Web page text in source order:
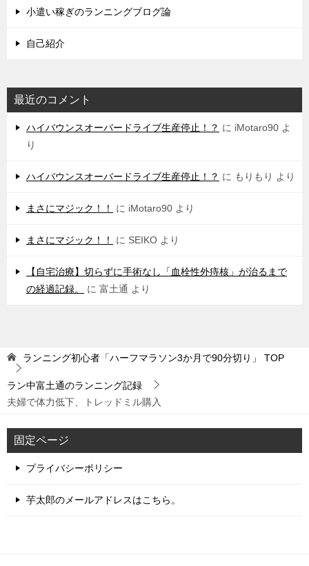
小遣い稼ぎのランニングブログ論
自己紹介
最近のコメント
ハイバウンスオーバードライブ生産停止！？ に iMotaro90 よ
り
ハイバウンスオーバードライブ生産停止！？ に もりもり より
まさにマジック！！ に iMotaro90 より
まさにマジック！！ に SEIKO より
【自宅治療】切らずに手術なし「血栓性外痔核」が治るまで
の経過記録。
に 富土通 より
ランニング初心者「ハーフマラソン3か月で90分切り」 TOP
ラン中富土通のランニング記録
夫婦で体力低下、トレッドミル購入
固定ページ
プライバシーポリシー
芋太郎のメールアドレスはこちら。